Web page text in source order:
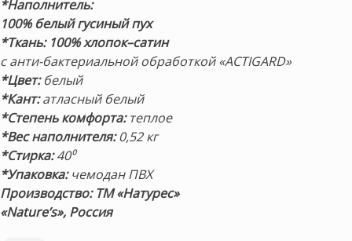
*Наполнитель:
100% белый гусиный пух
*Ткань: 100% хлопок–сатин
с анти-бактериальной обработкой «ACTIGARD»
*Цвет:белый
*Кант:атласный белый
*Степень комфорта:теплое
*Вес наполнителя:0,52 кг
*Стирка:40⁰
*Упаковка:чемодан ПВХ
Производство: ТМ «Натурес»
«Nature’s», Россия